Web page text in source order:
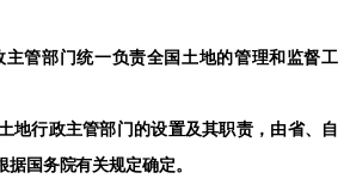
管部门统一负责全国土地的管理和监督工
地行政主管部门的设置及其职责，由省、自
国务院有关规定确定。